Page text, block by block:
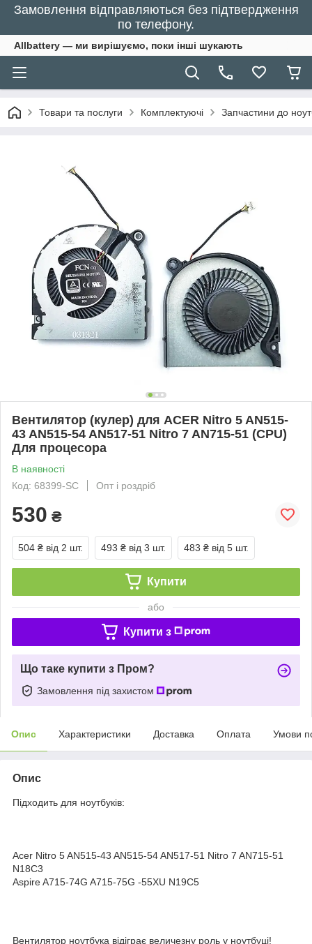
Замовлення відправляються без підтвердження
по телефону.
Allbattery — ми вирішуємо, поки інші шукають
Товари та послуги Комплектуючі Запчастини до
Вентилятор (кулер) для ACER Nitro 5 AN515-
43 AN515-54 AN517-51 Nitro 7 AN715-51 (CPU)
Для процесора
В наявності
Код: 68399-SC
Опт і роздріб
530 ₴
504 ₴ від 2 шт. 493 ₴ від 3 шт. 483 ₴ від 5 шт.
Купити
або
Купити з
Що таке купити з Пром?
Замовлення під захистом
Опис Характеристики Доставка Оплата Умови
Опис
Підходить для ноутбуків:
Acer Nitro 5 AN515-43 AN515-54 AN517-51 Nitro 7 AN715-51
N18C3
Aspire A715-74G A715-75G -55XU N19C5
Вентилятор ноутбука відіграє величезну роль у ноутбуці!